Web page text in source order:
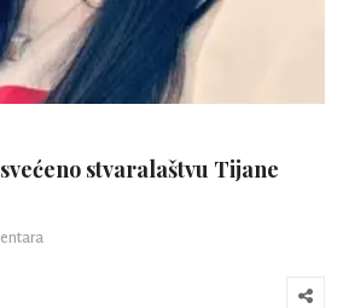
stvaralaštvu Tijane